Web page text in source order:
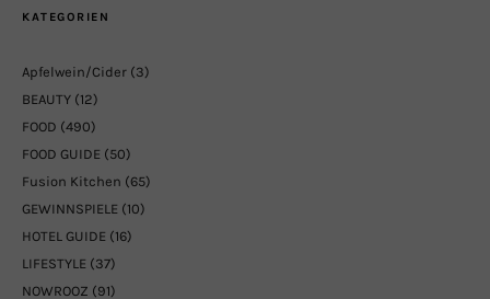
KATEGORIEN
Apfelwein/Cider (3)
BEAUTY (12)
FOOD (490)
FOOD GUIDE (50)
Fusion Kitchen (65)
GEWINNSPIELE (10)
HOTEL GUIDE (16)
LIFESTYLE (37)
NOWROOZ (91)